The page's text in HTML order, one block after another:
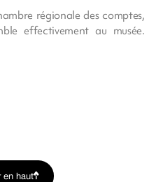
régionale des comptes,
effectivement au musée.
en haut